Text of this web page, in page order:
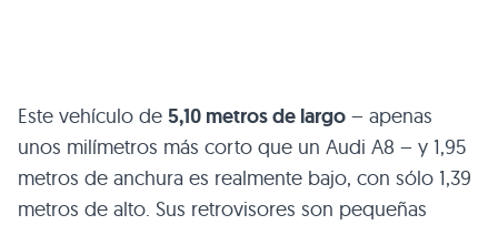
Este vehículo de 5,10 metros de largo – apenas
unos milímetros más corto que un Audi A8 – y 1,95
metros de anchura es realmente bajo, con sólo 1,39
metros de alto. Sus retrovisores son pequeñas